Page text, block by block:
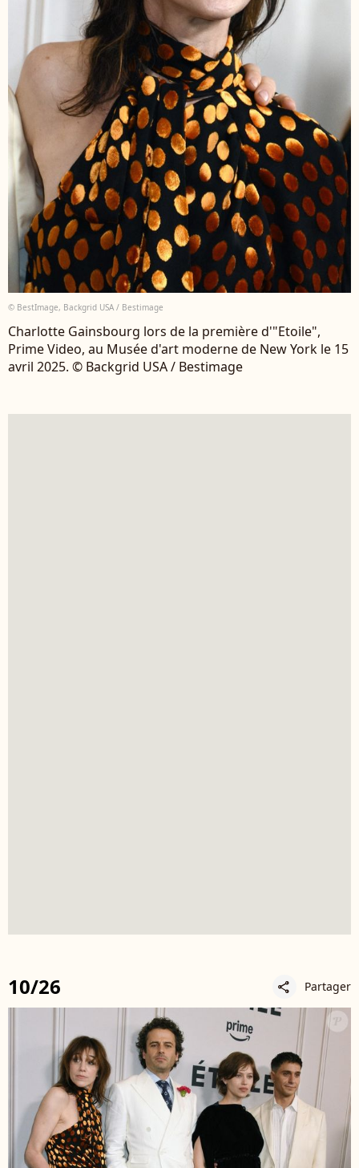
© BestImage, Backgrid USA / Bestimage
Charlotte Gainsbourg lors de la première d'"Etoile",
Prime Video, au Musée d'art moderne de New York le 15
avril 2025. © Backgrid USA / Bestimage
10/26 share Partager